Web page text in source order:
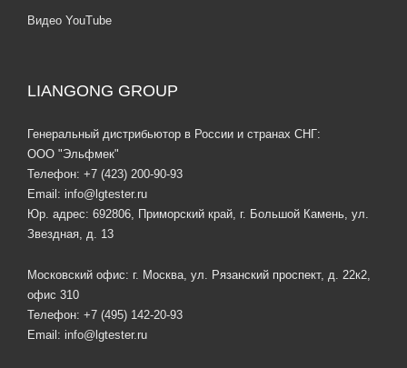
Видео YouTube
LIANGONG GROUP
Генеральный дистрибьютор в России и странах СНГ:
ООО "Эльфмек"
Телефон: +7 (423) 200-90-93
Email: info@lgtester.ru
Юр. адрес: 692806, Приморский край, г. Большой Камень, ул.
Звездная, д. 13
Московский офис: г. Москва, ул. Рязанский проспект, д. 22к2,
офис 310
Телефон: +7 (495) 142-20-93
Email: info@lgtester.ru